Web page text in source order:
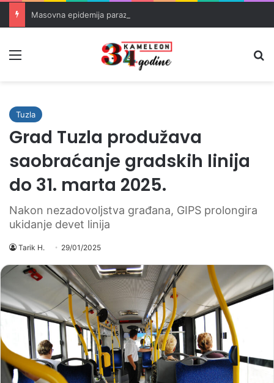
Tuzla
Grad Tuzla produžava
saobraćanje gradskih linija
do 31. marta 2025.
Nakon nezadovoljstva građana, GIPS prolongira
ukidanje devet linija
Tarik H. 29/01/2025